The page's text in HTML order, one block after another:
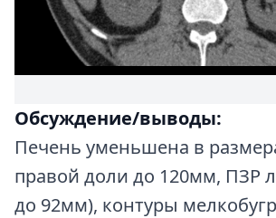
Обсуждение/выводы:
Печень уменьшена в
правой доли до 120мм, ПЗР
до 92мм), контуры